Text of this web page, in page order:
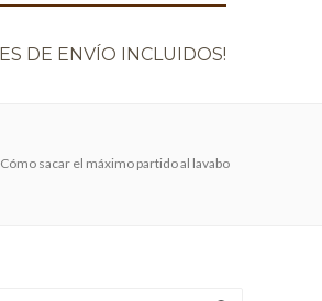
DE ENVÍO INCLUIDOS!
Cómo sacar el máximo partido al lavabo